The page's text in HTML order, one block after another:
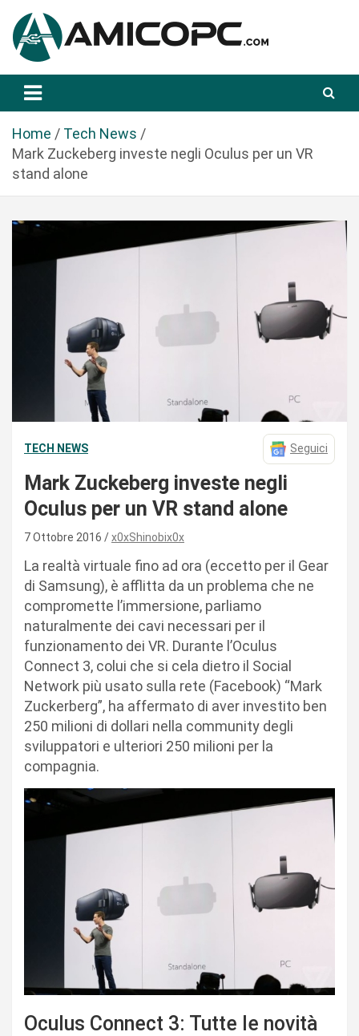
a
Amicopc.com
Home
Tech News
Mark Zuckeberg investe negli Oculus per un VR
stand alone
TECH NEWS Seguici
Mark Zuckeberg investe negli
Oculus per un VR stand alone
7 Ottobre 2016 x0xShinobix0x
La realtà virtuale fino ad ora (eccetto per il Gear
di Samsung), è afflitta da un problema che ne
compromette l’immersione, parliamo
naturalmente dei cavi necessari per il
funzionamento dei VR. Durante l’Oculus
Connect 3, colui che si cela dietro il Social
Network più usato sulla rete (Facebook) “Mark
Zuckerberg”, ha affermato di aver investito ben
250 milioni di dollari nella community degli
sviluppatori e ulteriori 250 milioni per la
compagnia.
Oculus Connect 3: Tutte le novità